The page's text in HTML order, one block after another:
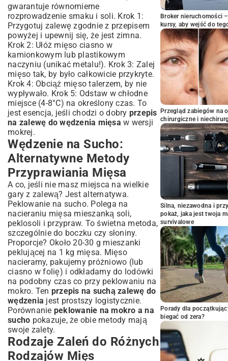
gwarantuje równomierne
rozprowadzenie smaku i soli. Krok 1:
Przygotuj zalewę zgodnie z przepisem
powyżej i upewnij się, że jest zimna.
Krok 2: Ułóż mięso ciasno w
kamionkowym lub plastikowym
naczyniu (unikać metalu!). Krok 3: Zalej
mięso tak, by było całkowicie przykryte.
Krok 4: Obciąż mięso talerzem, by nie
wypływało. Krok 5: Odstaw w chłodne
miejsce (4-8°C) na określony czas. To
jest esencja, jeśli chodzi o dobry przepis
na zalewę do wędzenia mięsa w wersji
mokrej.
Wędzenie na Sucho:
Alternatywne Metody
Przyprawiania Mięsa
A co, jeśli nie masz miejsca na wielkie
gary z zalewą? Jest alternatywa.
Peklowanie na sucho. Polega na
nacieraniu mięsa mieszanką soli,
peklosoli i przypraw. To świetna metoda,
szczególnie do boczku czy słoniny.
Proporcje? Około 20-30 g mieszanki
peklującej na 1 kg mięsa. Mięso
nacieramy, pakujemy próżniowo (lub
ciasno w folię) i odkładamy do lodówki
na podobny czas co przy peklowaniu na
mokro. Ten przepis na suchą zalewę do
wędzenia jest prostszy logistycznie.
Porównanie peklowanie na mokro a na
sucho pokazuje, że obie metody mają
swoje zalety.
Rodzaje Zaleń do Różnych
Rodzajów Mięs
Broker nieruchomości
kursy, aby wejść do
Przegląd zabiegów na
chirurgiczne i
Silna, niezawodna i
pokaż, jaka jest twoja
survivalowe
Porady dla
biegać od zera?